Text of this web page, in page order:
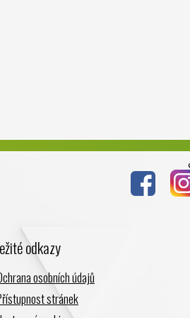
odkazy
osobních údajů
stránek